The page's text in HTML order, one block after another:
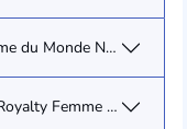
du Monde Natalia
Femme du Monde